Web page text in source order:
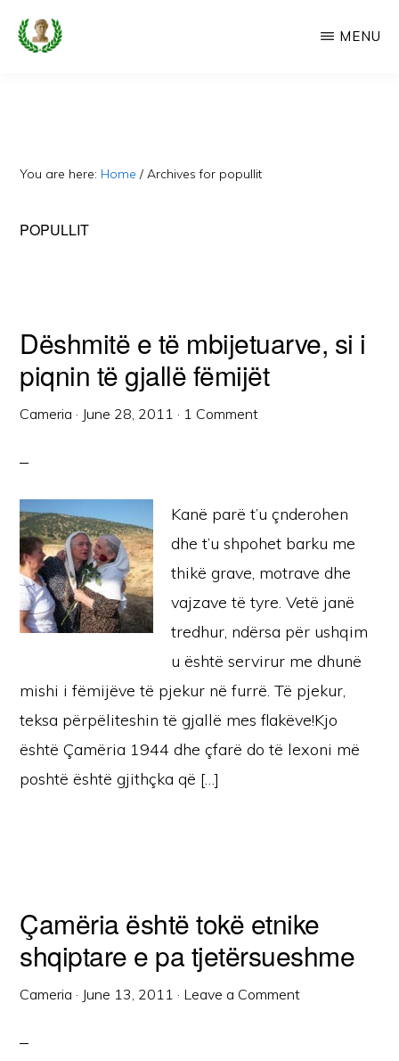
Skip
Faqe
Dedikuar
MENU
You are here: Home / Archives for popullit
POPULLIT
Dëshmitë e të mbijetuarve, si i
piqnin të gjallë fëmijët
Cameria · June 28, 2011 · 1 Comment
Kanë parë t’u çnderohen
dhe t’u shpohet barku me
thikë grave, motrave dhe
vajzave të tyre. Vetë janë
tredhur, ndërsa për ushqim
u është servirur me dhunë
mishi i fëmijëve të pjekur në furrë. Të pjekur,
teksa përpëliteshin të gjallë mes flakëve!Kjo
është Çamëria 1944 dhe çfarë do të lexoni më
poshtë është gjithçka që […]
Çamëria është tokë etnike
shqiptare e pa tjetërsueshme
Cameria · June 13, 2011 · Leave a Comment